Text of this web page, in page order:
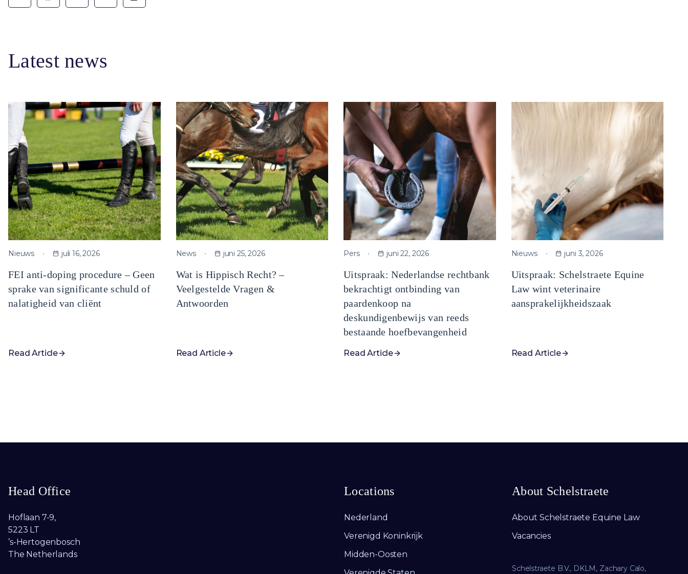
Latest news
Nieuws juli 16, 2026
FEI anti-doping procedure – Geen
sprake van significante schuld of
nalatigheid van cliënt
Read Article
News juni 25, 2026
Wat is Hippisch Recht? –
Veelgestelde Vragen &
Antwoorden
Read Article
Pers juni 22, 2026
Uitspraak: Nederlandse rechtbank
bekrachtigt ontbinding van
paardenkoop na
deskundigenbewijs van reeds
bestaande hoefbevangenheid
Read Article
Nieuws juni 3, 2026
Uitspraak: Schelstraete Equine
Law wint veterinaire
aansprakelijkheidszaak
Read Article
Head Office
Hoflaan 7-9,
5223 LT
’s-Hertogenbosch
The Netherlands
Locations
Nederland
Verenigd Koninkrijk
Midden-Oosten
About Schelstraete
About Schelstraete Equine Law
Vacancies
Schelstraete B.V., DKLM, Zachary Calo,